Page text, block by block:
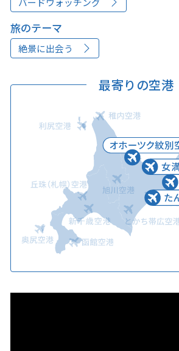
旅のテーマ
絶景に出会う
最寄りの空港